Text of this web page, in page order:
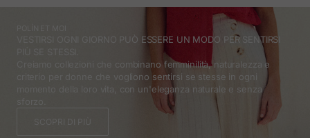
VESTIRSI OGNI GIORNO PUÒ ESSERE UN MODO PER SENTIRSI
Creiamo collezioni che combinano femminilità, naturalezza e
criterio per donne che vogliono sentirsi se stesse in ogni
momento della loro vita, con un'eleganza naturale e senza